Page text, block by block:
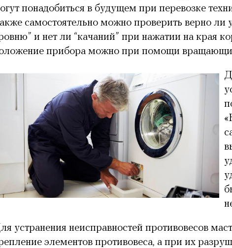
понадобиться в будущем при перевозке
самостоятельно можно проверить верно ли
и нет ли “качаний” при нажатии на края
прибора можно при помощи
устранения неисправностей противовесов
элементов противовеса, а при их